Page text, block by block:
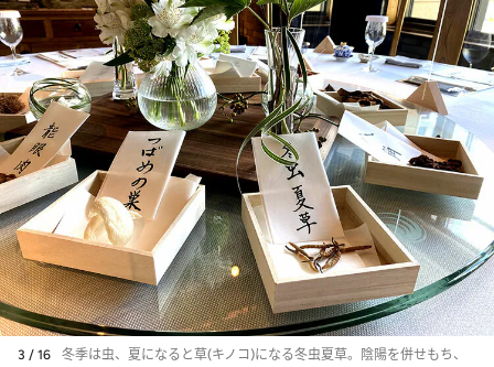
3 / 16
冬季は虫、夏になると草(キノコ)になる冬虫夏草。陰陽を併せもち、